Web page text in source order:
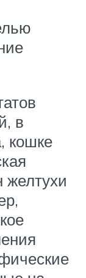
в
кошке
желтухи